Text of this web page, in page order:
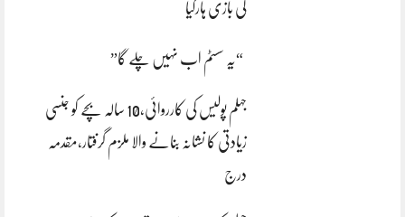
کی بازی ہارگیا
“یہ سسٹم اب نہیں چلے گا”
جہلم پولیس کی کارروائی،10 سالہ بچے کو جنسی
زیادتی کا نشانہ بنانے والا ملزم گرفتار،مقدمہ
درج